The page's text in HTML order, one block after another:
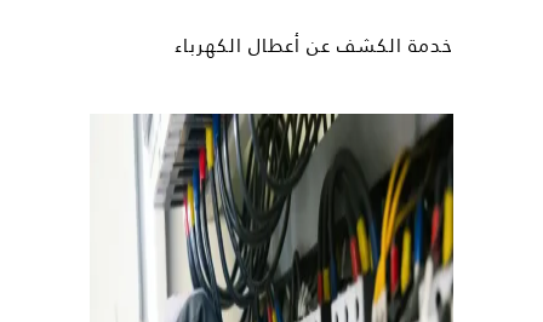
خدمة الكشف عن أعطال الكهرباء